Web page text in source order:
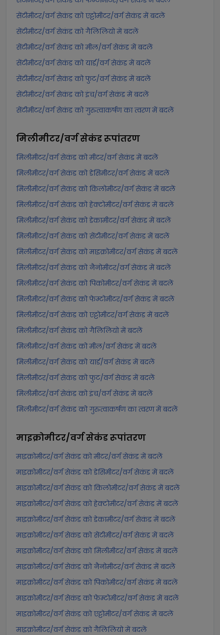
सेंटीमीटर/वर्ग सेकंड को एट्टोमीटर/वर्ग सेकंड में बदलें
सेंटीमीटर/वर्ग सेकंड को गैलिलियो में बदलें
सेंटीमीटर/वर्ग सेकंड को मील/वर्ग सेकंड में बदलें
सेंटीमीटर/वर्ग सेकंड को यार्ड/वर्ग सेकंड में बदलें
सेंटीमीटर/वर्ग सेकंड को फुट/वर्ग सेकंड में बदलें
सेंटीमीटर/वर्ग सेकंड को इंच/वर्ग सेकंड में बदलें
सेंटीमीटर/वर्ग सेकंड को गुरुत्वाकर्षण का त्वरण में बदलें
मिलीमीटर/वर्ग सेकंडरूपांतरण
मिलीमीटर/वर्ग सेकंड को मीटर/वर्ग सेकंड में बदलें
मिलीमीटर/वर्ग सेकंड को डेसिमीटर/वर्ग सेकंड में बदलें
मिलीमीटर/वर्ग सेकंड को किलोमीटर/वर्ग सेकंड में बदलें
मिलीमीटर/वर्ग सेकंड को हेक्टोमीटर/वर्ग सेकंड में बदलें
मिलीमीटर/वर्ग सेकंड को डेकामीटर/वर्ग सेकंड में बदलें
मिलीमीटर/वर्ग सेकंड को सेंटीमीटर/वर्ग सेकंड में बदलें
मिलीमीटर/वर्ग सेकंड को माइक्रोमीटर/वर्ग सेकंड में बदलें
मिलीमीटर/वर्ग सेकंड को नैनोमीटर/वर्ग सेकंड में बदलें
मिलीमीटर/वर्ग सेकंड को पिकोमीटर/वर्ग सेकंड में बदलें
मिलीमीटर/वर्ग सेकंड को फेम्टोमीटर/वर्ग सेकंड में बदलें
मिलीमीटर/वर्ग सेकंड को एट्टोमीटर/वर्ग सेकंड में बदलें
मिलीमीटर/वर्ग सेकंड को गैलिलियो में बदलें
मिलीमीटर/वर्ग सेकंड को मील/वर्ग सेकंड में बदलें
मिलीमीटर/वर्ग सेकंड को यार्ड/वर्ग सेकंड में बदलें
मिलीमीटर/वर्ग सेकंड को फुट/वर्ग सेकंड में बदलें
मिलीमीटर/वर्ग सेकंड को इंच/वर्ग सेकंड में बदलें
मिलीमीटर/वर्ग सेकंड को गुरुत्वाकर्षण का त्वरण में बदलें
माइक्रोमीटर/वर्ग सेकंडरूपांतरण
माइक्रोमीटर/वर्ग सेकंड को मीटर/वर्ग सेकंड में बदलें
माइक्रोमीटर/वर्ग सेकंड को डेसिमीटर/वर्ग सेकंड में बदलें
माइक्रोमीटर/वर्ग सेकंड को किलोमीटर/वर्ग सेकंड में बदलें
माइक्रोमीटर/वर्ग सेकंड को हेक्टोमीटर/वर्ग सेकंड में बदलें
माइक्रोमीटर/वर्ग सेकंड को डेकामीटर/वर्ग सेकंड में बदलें
माइक्रोमीटर/वर्ग सेकंड को सेंटीमीटर/वर्ग सेकंड में बदलें
माइक्रोमीटर/वर्ग सेकंड को मिलीमीटर/वर्ग सेकंड में बदलें
माइक्रोमीटर/वर्ग सेकंड को नैनोमीटर/वर्ग सेकंड में बदलें
माइक्रोमीटर/वर्ग सेकंड को पिकोमीटर/वर्ग सेकंड में बदलें
माइक्रोमीटर/वर्ग सेकंड को फेम्टोमीटर/वर्ग सेकंड में बदलें
माइक्रोमीटर/वर्ग सेकंड को एट्टोमीटर/वर्ग सेकंड में बदलें
माइक्रोमीटर/वर्ग सेकंड को गैलिलियो में बदलें